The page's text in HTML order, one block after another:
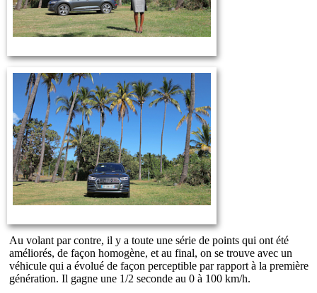
Au volant par contre, il y a toute une série de points qui ont été
améliorés, de façon homogène, et au final, on se trouve avec un
véhicule qui a évolué de façon perceptible par rapport à la première
génération. Il gagne une 1/2 seconde au 0 à 100 km/h.